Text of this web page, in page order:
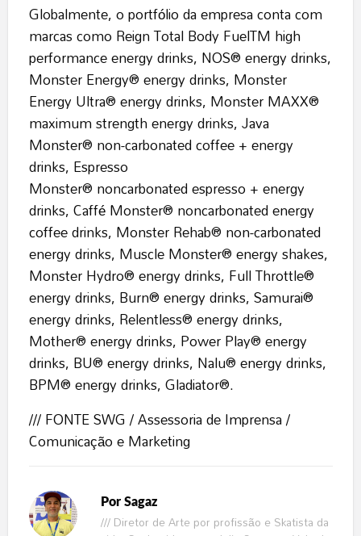
Globalmente, o portfólio da empresa conta com
marcas como Reign Total Body FuelTM high
performance energy drinks, NOS® energy drinks,
Monster Energy® energy drinks, Monster
Energy Ultra® energy drinks, Monster MAXX®
maximum strength energy drinks, Java
Monster® non-carbonated coffee + energy
drinks, Espresso
Monster® noncarbonated espresso + energy
drinks, Caffé Monster® noncarbonated energy
coffee drinks, Monster Rehab® non-carbonated
energy drinks, Muscle Monster® energy shakes,
Monster Hydro® energy drinks, Full Throttle®
energy drinks, Burn® energy drinks, Samurai®
energy drinks, Relentless® energy drinks,
Mother® energy drinks, Power Play® energy
drinks, BU® energy drinks, Nalu® energy drinks,
BPM® energy drinks, Gladiator®.
/// FONTE SWG / Assessoria de Imprensa /
Comunicação e Marketing
Por Sagaz
/// Diretor de Arte por profissão e Skatista da